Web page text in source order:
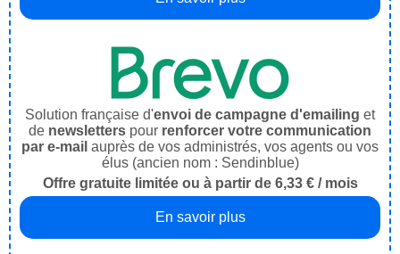
Solution française d'envoi de campagne d'emailing et
de newsletters pour renforcer votre communication
par e-mail auprès de vos administrés, vos agents ou vos
élus (ancien nom : Sendinblue)
Offre gratuite limitée ou à partir de 6,33 € / mois
En savoir plus